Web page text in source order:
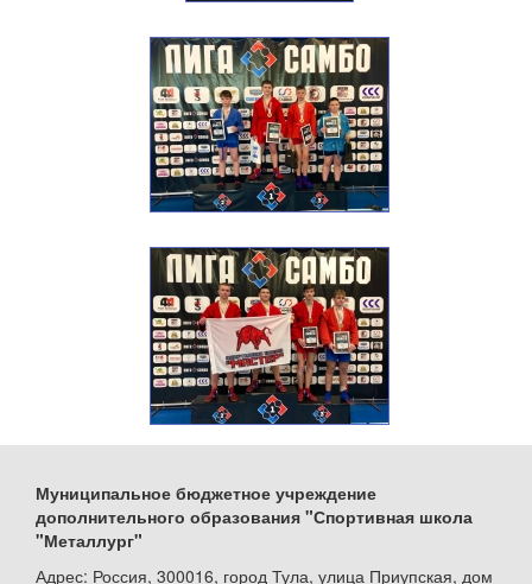
Муниципальное бюджетное учреждение
дополнительного образования "Спортивная школа
"Металлург"
Адрес: Россия, 300016, город Тула, улица Приупская, дом